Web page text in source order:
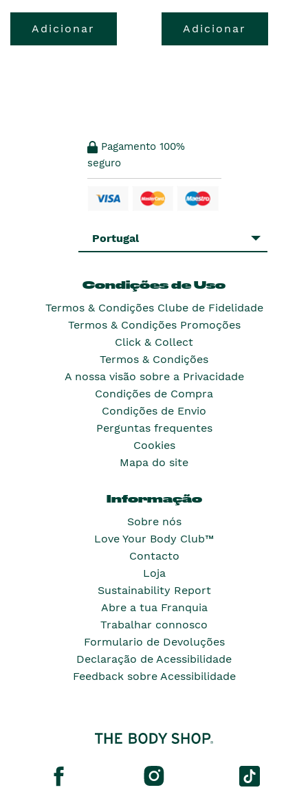
Adicionar Adicionar
Pagamento 100%
seguro
Portugal
Condições de Uso
Termos & Condições Clube de Fidelidade
Termos & Condições Promoções
Click & Collect
Termos & Condições
A nossa visão sobre a Privacidade
Condições de Compra
Condições de Envio
Perguntas frequentes
Cookies
Mapa do site
Informação
Sobre nós
Love Your Body Club™
Contacto
Loja
Sustainability Report
Abre a tua Franquia
Trabalhar connosco
Formulario de Devoluções
Declaração de Acessibilidade
Feedback sobre Acessibilidade